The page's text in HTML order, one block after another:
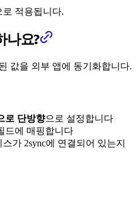
적용됩니다.
나요?
값을 외부 앱에 동기화합니다.
로 단방향으로 설정합니다
드에 매핑합니다
가 2sync에 연결되어 있는지